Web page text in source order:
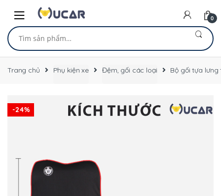
navigation
content
0
Tìm
kiếm:
Trang chủ Phụ kiện xe Đệm, gối các loại Bộ gối tựa
-24%